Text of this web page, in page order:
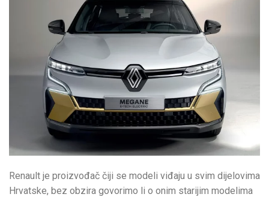
Renault je proizvođač čiji se modeli viđaju u svim dijelovima
Hrvatske, bez obzira govorimo li o onim starijim modelima